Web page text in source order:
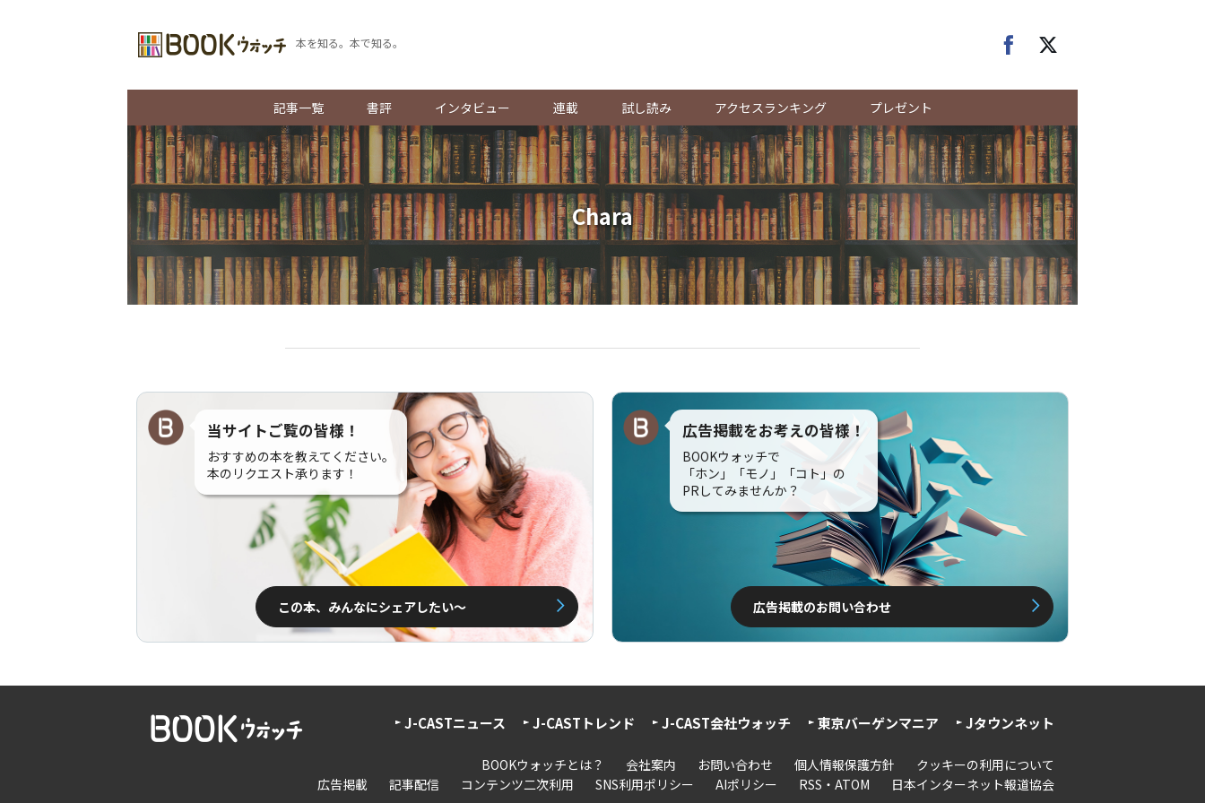
本を知る。本で知る。
記事一覧 書評 インタビュー 連載 試し読み アクセスランキング プレゼント
Chara
当サイトご覧の皆様！
おすすめの本を教えてください。
本のリクエスト承ります！
この本、みんなにシェアしたい〜
広告掲載をお考えの皆様！
BOOKウォッチで
「ホン」「モノ」「コト」の
PRしてみませんか？
広告掲載のお問い合わせ
J-CASTニュース J-CASTトレンド J-CAST会社ウォッチ 東京バーゲンマニア Jタウンネット
BOOKウォッチとは？ 会社案内 お問い合わせ 個人情報保護方針
クッキーの利用について
広告掲載
記事配信 コンテンツ二次利用 SNS利用ポリシー AIポリシー RSS・ATOM 日本インターネット報道協会